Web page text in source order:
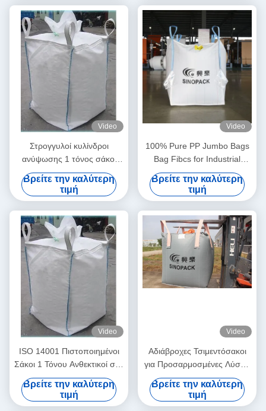
Video
Στρογγυλοί κυλίνδροι
ανύψωσης 1 τόνος σάκοι
Ανερό 90cm X 90cm X 90cm
Για κατασκευαστικά υλικά
Βρείτε την καλύτερη
τιμή
Video
100% Pure PP Jumbo Bags
Bag Fibcs for Industrial
Transport Using
Βρείτε την καλύτερη
τιμή
Video
ISO 14001 Πιστοποιημένοι
Σάκοι 1 Τόνου Ανθεκτικοί στη
Σκόνη με Βρόχους
Ανύψωσης Γωνιών για
Βιομηχανικές Εφαρμογές
Βρείτε την καλύτερη
τιμή
Video
Αδιάβροχες Τσιμεντόσακοι
για Προσαρμοσμένες Λύσεις
Συσκευασίας
Βρείτε την καλύτερη
τιμή